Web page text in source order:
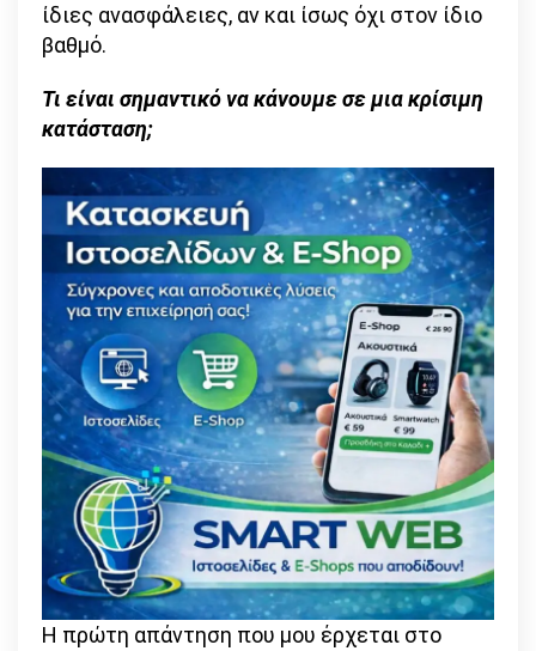
ίδιες ανασφάλειες, αν και ίσως όχι στον ίδιο
βαθμό.
Τι είναι σημαντικό να κάνουμε σε μια κρίσιμη
κατάσταση;
Η πρώτη απάντηση που μου έρχεται στο